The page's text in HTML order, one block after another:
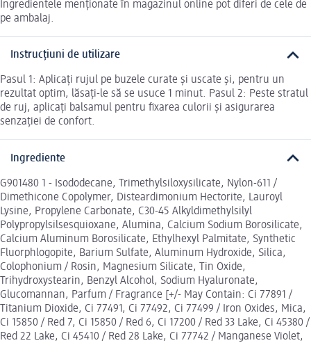
Ingredientele menționate în magazinul online pot diferi de cele de
pe ambalaj.
Instrucțiuni de utilizare
Pasul 1: Aplicați rujul pe buzele curate și uscate și, pentru un
rezultat optim, lăsați-le să se usuce 1 minut. Pasul 2: Peste stratul
de ruj, aplicați balsamul pentru fixarea culorii și asigurarea
senzației de confort.
Ingrediente
G901480 1 - Isododecane, Trimethylsiloxysilicate, Nylon-611 /
Dimethicone Copolymer, Disteardimonium Hectorite, Lauroyl
Lysine, Propylene Carbonate, C30-45 Alkyldimethylsilyl
Polypropylsilsesquioxane, Alumina, Calcium Sodium Borosilicate,
Calcium Aluminum Borosilicate, Ethylhexyl Palmitate, Synthetic
Fluorphlogopite, Barium Sulfate, Aluminum Hydroxide, Silica,
Colophonium / Rosin, Magnesium Silicate, Tin Oxide,
Trihydroxystearin, Benzyl Alcohol, Sodium Hyaluronate,
Glucomannan, Parfum / Fragrance [+/- May Contain: Ci 77891 /
Titanium Dioxide, Ci 77491, Ci 77492, Ci 77499 / Iron Oxides, Mica,
Ci 15850 / Red 7, Ci 15850 / Red 6, Ci 17200 / Red 33 Lake, Ci 45380 /
Red 22 Lake, Ci 45410 / Red 28 Lake, Ci 77742 / Manganese Violet,